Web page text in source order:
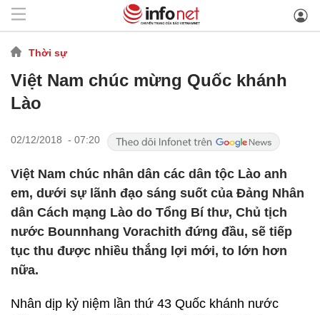
Thời sự
Việt Nam chúc mừng Quốc khánh
Lào
02/12/2018 - 07:20
Việt Nam chúc nhân dân các dân tộc Lào anh
em, dưới sự lãnh đạo sáng suốt của Đảng Nhân
dân Cách mạng Lào do Tổng Bí thư, Chủ tịch
nước Bounnhang Vorachith đứng đầu, sẽ tiếp
tục thu được nhiều thắng lợi mới, to lớn hơn
nữa.
Nhân dịp kỷ niệm lần thứ 43 Quốc khánh nước